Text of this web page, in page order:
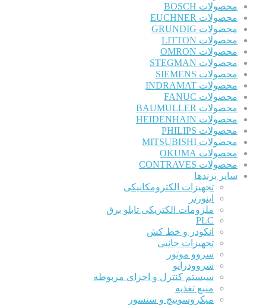
محصولات BOSCH
محصولات EUCHNER
محصولات GRUNDIG
محصولات LITTON
محصولات OMRON
محصولات STEGMAN
محصولات SIEMENS
محصولات INDRAMAT
محصولات FANUC
محصولات BAUMULLER
محصولات HEIDENHAIN
محصولات PHILIPS
محصولات MITSUBISHI
محصولات OKUMA
محصولات CONTRAVES
سایر برندها
تجهیزات الکترومکانیکی
اینورتر
ملزومات الکتریکی تابلو برق
PLC
انکودر و خط کش
تجهیزات جانبی
سروو موتور
سروودرایو
سیستم کنترل و اجزای مربوطه
منبع تغذیه
میکروسوییچ و سنسور